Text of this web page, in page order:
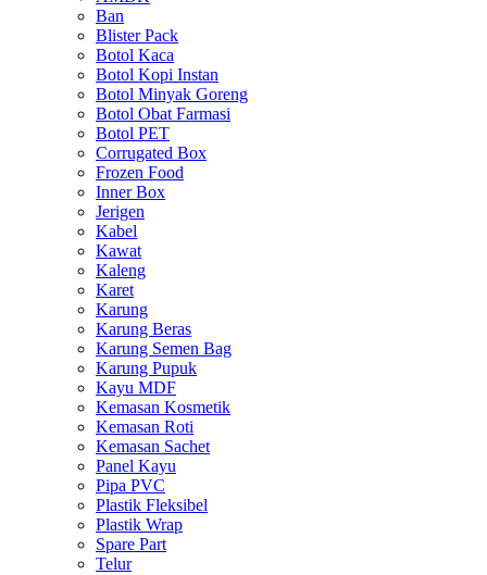
Ban
Blister Pack
Botol Kaca
Botol Kopi Instan
Botol Minyak Goreng
Botol Obat Farmasi
Botol PET
Corrugated Box
Frozen Food
Inner Box
Jerigen
Kabel
Kawat
Kaleng
Karet
Karung
Karung Beras
Karung Semen Bag
Karung Pupuk
Kayu MDF
Kemasan Kosmetik
Kemasan Roti
Kemasan Sachet
Panel Kayu
Pipa PVC
Plastik Fleksibel
Plastik Wrap
Spare Part
Telur